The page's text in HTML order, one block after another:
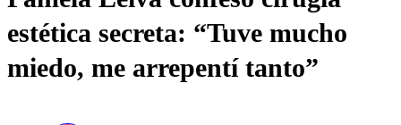
Agricultura TV
Deportes
Colo Colo
Entretención
estética secreta: “Tuve mucho
miedo, me arrepentí tanto”